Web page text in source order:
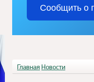
Сообщить о
Главная Новости